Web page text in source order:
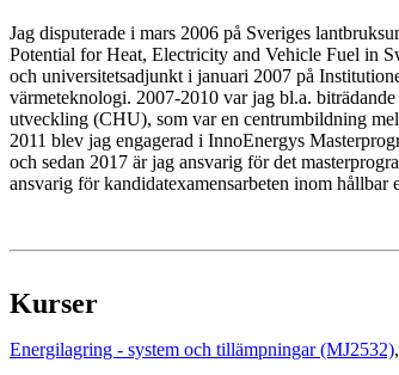
Jag disputerade i mars 2006 på Sveriges
Potential for Heat, Electricity and Vehicle Fuel in
och universitetsadjunkt i januari 2007 på
värmeteknologi. 2007-2010 var jag bl.a.
utveckling (CHU), som var en centrumbildning
2011 blev jag engagerad i InnoEnergys
och sedan 2017 är jag ansvarig för det
ansvarig för kandidatexamensarbeten inom hållbar
Kurser
Energilagring - system och tillämpningar (MJ2532)